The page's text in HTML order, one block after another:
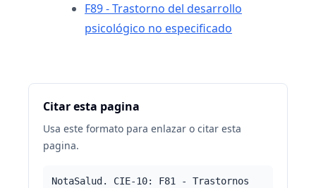
F89 - Trastorno del desarrollo
psicológico no especificado
Citar esta pagina
Usa este formato para enlazar o citar esta
pagina.
NotaSalud. CIE-10: F81 - Trastornos